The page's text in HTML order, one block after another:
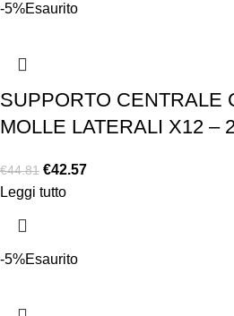
-5%Esaurito
SUPPORTO CENTRALE
MOLLE LATERALI X12 –
€44.81 €42.57
Leggi tutto
-5%Esaurito